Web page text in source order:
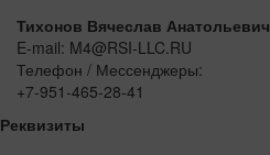
Тихонов Вячеслав Анатольевич
E-mail: M4@RSI-LLC.RU
Телефон / Мессенджеры:
+7-951-465-28-41
Реквизиты